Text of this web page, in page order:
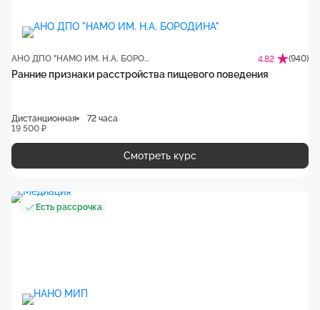
АНО ДПО "НАМО ИМ. Н.А. БОРОДИНА" 4.82 (940)
Ранние признаки расстройства пищевого поведения
Дистанционная
72 часа
19 500 ₽
Смотреть курс
Есть рассрочка